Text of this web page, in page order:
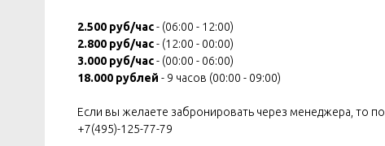
2.500 руб/час- (06:00 - 12:00)
2.800 руб/час- (12:00 - 00:00)
3.000 руб/час- (00:00 - 06:00)
18.000 рублей - 9 часов (00:00 - 09:00)
Если вы желаете забронировать через менеджера, то
+7(495)-125-77-79